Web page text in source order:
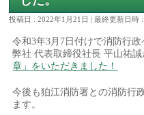
投稿日 : 2022年1月21日 最終更新日時
令和3年3月7日付けで消防行政
弊社 代表取締役社長 平山祐
章」をいただきました！
今後も狛江消防署との消防行
ます。